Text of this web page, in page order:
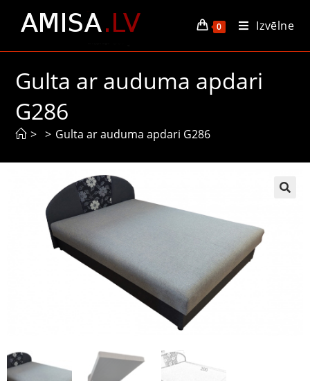
0 Izvēlne
Gulta ar auduma apdari
G286
> > Gulta ar auduma apdari G286